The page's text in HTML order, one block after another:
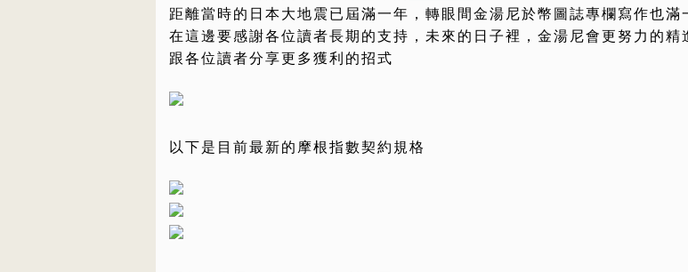
距離當時的日本大地震已屆滿一年，轉眼間金湯尼於幣圖誌專欄寫作也滿
在這邊要感謝各位讀者長期的支持，未來的日子裡，金湯尼會更努力的精
跟各位讀者分享更多獲利的招式
以下是目前最新的摩根指數契約規格